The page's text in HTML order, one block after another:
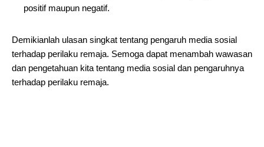
positif maupun negatif.
Demikianlah ulasan singkat tentang pengaruh media sosial
terhadap perilaku remaja. Semoga dapat menambah wawasan
dan pengetahuan kita tentang media sosial dan pengaruhnya
terhadap perilaku remaja.